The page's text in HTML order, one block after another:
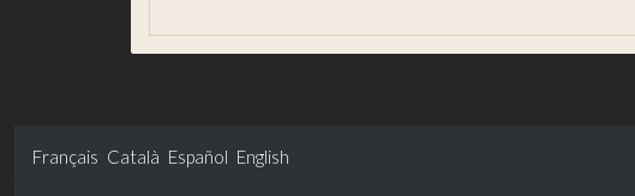
Français Català Español English